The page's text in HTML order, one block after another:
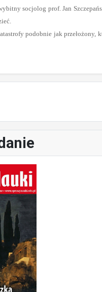
socjolog prof. Jan
podobnie jak